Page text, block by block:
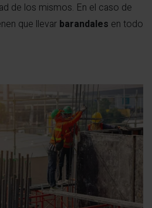
de los mismos. En el caso de
que llevar barandales en todo